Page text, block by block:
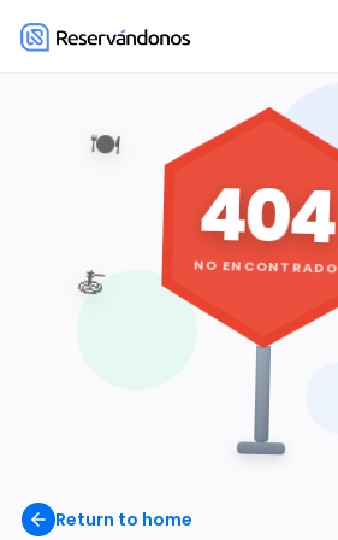
Return to home
🍽️
🍝
404
NO ENCONTRADO